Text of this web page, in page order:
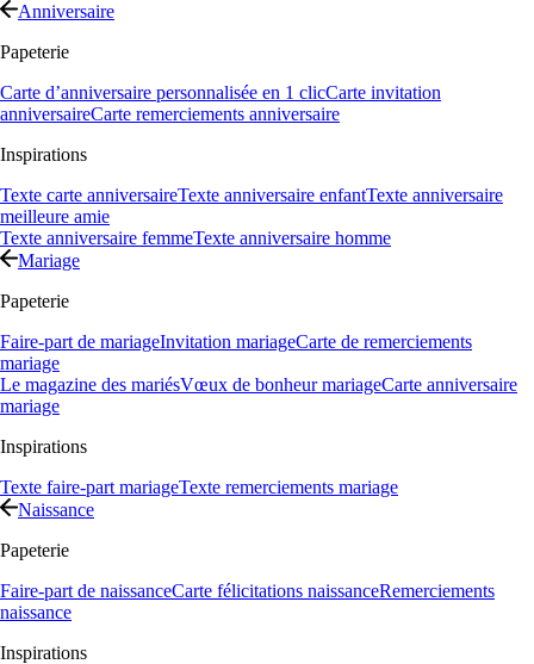
Anniversaire
Papeterie
Carte d’anniversaire personnalisée en 1 clicCarte invitation
anniversaireCarte remerciements anniversaire
Inspirations
Texte carte anniversaireTexte anniversaire enfantTexte anniversaire
meilleure amie
Texte anniversaire femmeTexte anniversaire homme
Mariage
Papeterie
Faire-part de mariageInvitation mariageCarte de remerciements
mariage
Le magazine des mariésVœux de bonheur mariageCarte anniversaire
mariage
Inspirations
Texte faire-part mariageTexte remerciements mariage
Naissance
Papeterie
Faire-part de naissanceCarte félicitations naissanceRemerciements
naissance
Inspirations